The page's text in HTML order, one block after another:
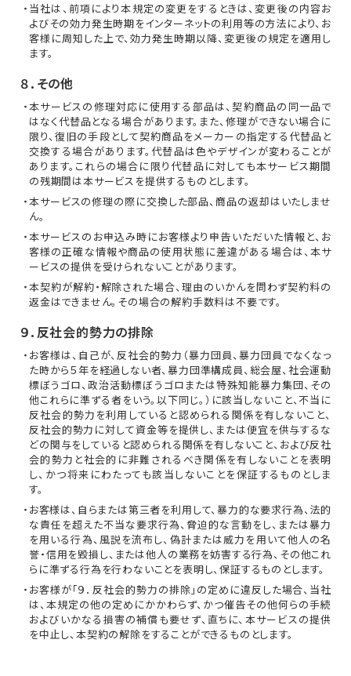
・当社は、前項により本規定の変更をするときは、変更後の内容お
よびその効力発生時期をインターネットの利用等の方法により、お
客様に周知した上で、効力発生時期以降、変更後の規定を適用し
ます。
８．その他
・本サービスの修理対応に使用する部品は、契約商品の同一品で
はなく代替品となる場合があります。また、修理ができない場合に
限り、復旧の手段として契約商品をメーカーの指定する代替品と
交換する場合があります。代替品は色やデザインが変わることが
あります。これらの場合に限り代替品に対しても本サービス期間
の残期間は本サービスを提供するものとします。
・本サービスの修理の際に交換した部品、商品の返却はいたしませ
ん。
・本サービスのお申込み時にお客様より申告いただいた情報と、お
客様の正確な情報や商品の使用状態に差違がある場合は、本サ
ービスの提供を受けられないことがあります。
・本契約が解約・解除された場合、理由のいかんを問わず契約料の
返金はできません。その場合の解約手数料は不要です。
９．反社会的勢力の排除
・お客様は、自己が、反社会的勢力（暴力団員、暴力団員でなくなっ
た時から５年を経過しない者、暴力団準構成員、総会屋、社会運動
標ぼうゴロ、政治活動標ぼうゴロまたは特殊知能暴力集団、その
他これらに準ずる者をいう。以下同じ。）に該当しないこと、不当に
反社会的勢力を利用していると認められる関係を有しないこと、
反社会的勢力に対して資金等を提供し、または便宜を供与するな
どの関与をしていると認められる関係を有しないこと、および反社
会的勢力と社会的に非難されるべき関係を有しないことを表明
し、かつ将来にわたっても該当しないことを保証するものとしま
す。
・お客様は、自らまたは第三者を利用して、暴力的な要求行為、法的
な責任を超えた不当な要求行為、脅迫的な言動をし、または暴力
を用いる行為、風説を流布し、偽計または威力を用いて他人の名
誉・信用を毀損し、または他人の業務を妨害する行為、その他これ
らに準ずる行為を行わないことを表明し、保証するものとします。
・お客様が「９．反社会的勢力の排除」の定めに違反した場合、当社
は、本規定の他の定めにかかわらず、かつ催告その他何らの手続
およびいかなる損害の補償も要せず、直ちに、本サービスの提供
を中止し、本契約の解除をすることができるものとします。